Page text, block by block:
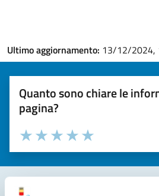
Ultimo aggiornamento: 13/12/2024,
Quanto sono chiare le
pagina?
Valuta la chiarezza delle informazioni (da
Seleziona il numero di stelle per
Valuta 5 stelle su 5
Valuta 4 stelle su 5
Valuta 3 stelle su 5
Valuta 2 stelle su 5
Valuta 1 stelle su 5